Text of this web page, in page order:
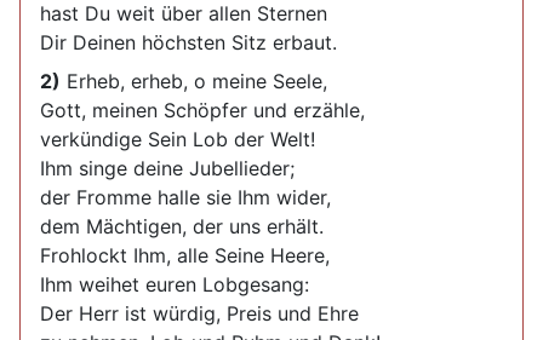
hast Du weit über allen Sternen
Dir Deinen höchsten Sitz erbaut.
2) Erheb, erheb, o meine Seele,
Gott, meinen Schöpfer und erzähle,
verkündige Sein Lob der Welt!
Ihm singe deine Jubellieder;
der Fromme halle sie Ihm wider,
dem Mächtigen, der uns erhält.
Frohlockt Ihm, alle Seine Heere,
Ihm weihet euren Lobgesang:
Der Herr ist würdig, Preis und Ehre